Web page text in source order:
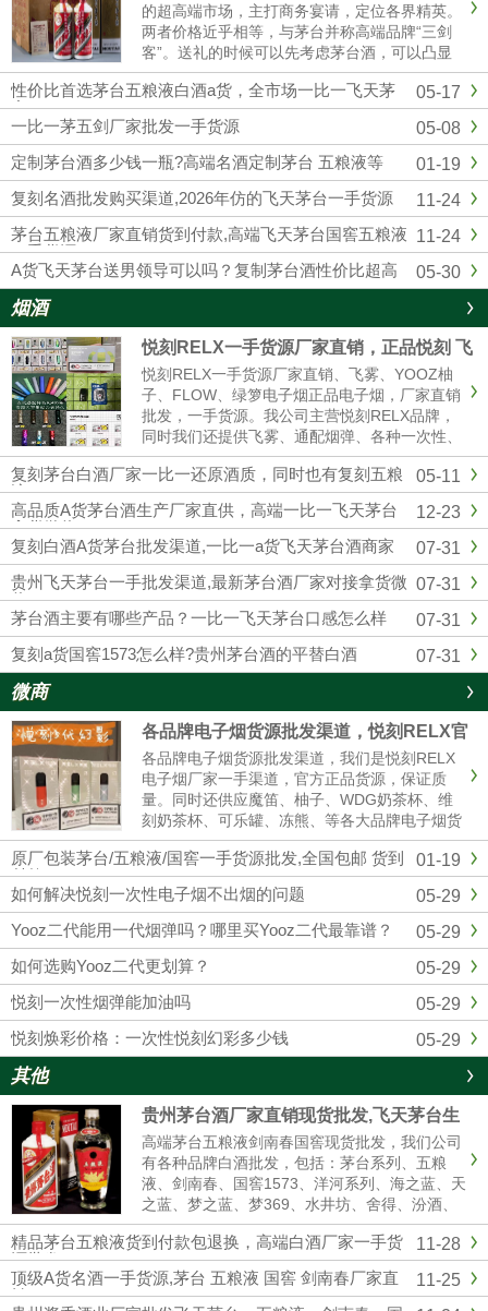
的超高端市场，主打商务宴请，定位各界精英。
两者价格近乎相等，与茅台并称高端品牌“三剑
客”。送礼的时候可以先考虑茅台酒，可以凸显
我们的诚意；如果资金实力较弱，首选五粮液和
国窖1573，性价比相对较高的。然后联系我们厂
家订购，我们也是一手货源渠道，价格可以说是
市场最低。
05-17
性价比首选茅台五粮液白酒a货，全市场一比一飞天茅
台
05-08
一比一茅五剑厂家批发一手货源
01-19
定制茅台酒多少钱一瓶?高端名酒定制茅台 五粮液等
11-24
复刻名酒批发购买渠道,2026年仿的飞天茅台一手货源
11-24
茅台五粮液厂家直销货到付款,高端飞天茅台国窖五粮液
一手货源
05-30
A货飞天茅台送男领导可以吗？复制茅台酒性价比超高
烟酒
悦刻RELX一手货源厂家直销，正品悦刻 飞
雾 各种一次性 烟弹超多
悦刻RELX一手货源厂家直销、飞雾、YOOZ柚
子、FLOW、绿箩电子烟正品电子烟，厂家直销
批发，一手货源。我公司主营悦刻RELX品牌，
同时我们还提供飞雾、通配烟弹、各种一次性、
冰熊、辣妹等各大品牌电子烟货源批发拿货，网
红同款电子烟一件代发，烟弹品味多，全国供货
批发。悦刻一手货源微信：...
05-11
复刻茅台白酒厂家一比一还原酒质，同时也有复刻五粮
液
12-23
高品质A货茅台酒生产厂家直供，高端一比一飞天茅台
拿货微信
07-31
复刻白酒A货茅台批发渠道,一比一a货飞天茅台酒商家
07-31
贵州飞天茅台一手批发渠道,最新茅台酒厂家对接拿货微
信
07-31
茅台酒主要有哪些产品？一比一飞天茅台口感怎么样
07-31
复刻a货国窖1573怎么样?贵州茅台酒的平替白酒
微商
各品牌电子烟货源批发渠道，悦刻RELX官
方进货拿货一件代发
各品牌电子烟货源批发渠道，我们是悦刻RELX
电子烟厂家一手渠道，官方正品货源，保证质
量。同时还供应魔笛、柚子、WDG奶茶杯、维
刻奶茶杯、可乐罐、冻熊、等各大品牌电子烟货
源批发拿货，我们是悦刻RELX官方一手供应
商，和全国各大实体店建立了紧密的合作关系，
确保产品从生产到销售环节...
01-19
原厂包装茅台/五粮液/国窖一手货源批发,全国包邮 货到
付款
05-29
如何解决悦刻一次性电子烟不出烟的问题
05-29
Yooz二代能用一代烟弹吗？哪里买Yooz二代最靠谱？
05-29
如何选购Yooz二代更划算？
05-29
悦刻一次性烟弹能加油吗
05-29
悦刻焕彩价格：一次性悦刻幻彩多少钱
其他
贵州茅台酒厂家直销现货批发,飞天茅台生
肖茅台全系列供应全国货到付款
高端茅台五粮液剑南春国窖现货批发，我们公司
有各种品牌白酒批发，包括：茅台系列、五粮
液、剑南春、国窖1573、洋河系列、海之蓝、天
之蓝、梦之蓝、梦369、水井坊、舍得、汾酒、
青红花郎等名酒，有高中低档白酒供你选择，我
们是白酒厂家一手货源渠道批发，价格美丽，诚
信经营,做工精细，口感纯正，合作共赢。名酒厂
家...
11-28
精品茅台五粮液货到付款包退换，高端白酒厂家一手货
源批发
11-25
顶级A货名酒一手货源,茅台 五粮液 国窖 剑南春厂家直
销